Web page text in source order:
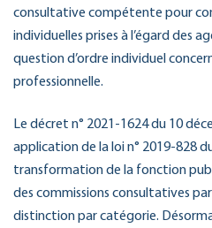
consultative compétente pour
individuelles prises à l’égard des
question d’ordre individuel
professionnelle.
Le décret n° 2021-1624 du 10
application de la loi n° 2019-828
transformation de la fonction
des commissions consultatives
distinction par catégorie.